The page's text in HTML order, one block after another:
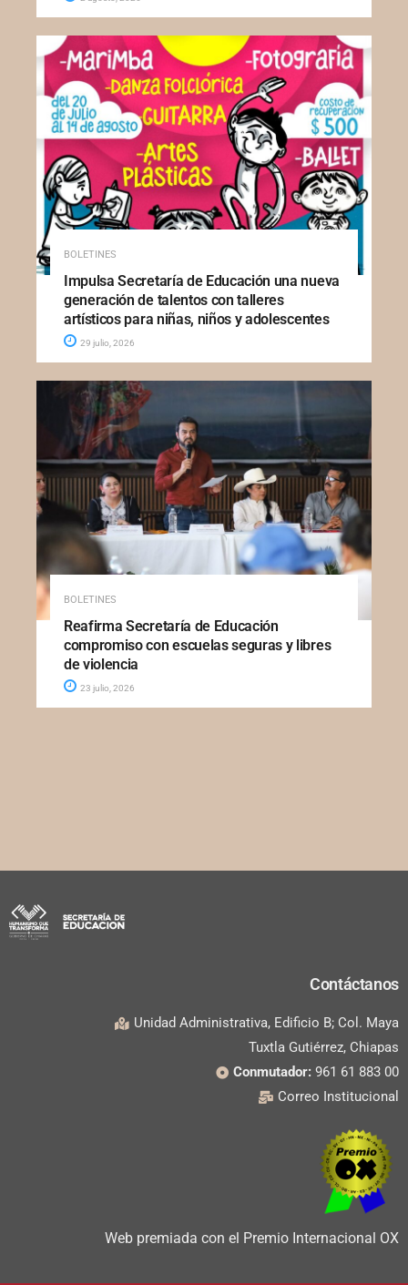
BOLETINES
Impulsa Secretaría de Educación una nueva
generación de talentos con talleres
artísticos para niñas, niños y adolescentes
29 julio, 2026
BOLETINES
Reafirma Secretaría de Educación
compromiso con escuelas seguras y libres
de violencia
23 julio, 2026
Contáctanos
Unidad Administrativa, Edificio B; Col. Maya
Tuxtla Gutiérrez, Chiapas
Conmutador: 961 61 883 00
Correo Institucional
Web premiada con el Premio Internacional OX